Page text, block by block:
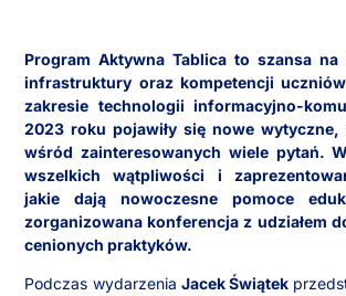
Program Aktywna Tablica to szansa
infrastruktury oraz kompetencji
zakresie technologii informacyjno-
2023 roku pojawiły się nowe wytyczne,
wśród zainteresowanych wiele pytań.
wszelkich wątpliwości i
jakie dają nowoczesne pomoce
zorganizowana konferencja z udziałem
cenionych praktyków.
Podczas wydarzenia Jacek Świątek